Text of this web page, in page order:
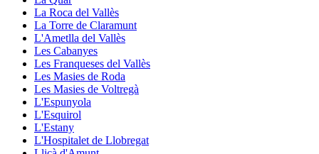
La Roca del Vallès
La Torre de Claramunt
L'Ametlla del Vallès
Les Cabanyes
Les Franqueses del Vallès
Les Masies de Roda
Les Masies de Voltregà
L'Espunyola
L'Esquirol
L'Estany
L'Hospitalet de Llobregat